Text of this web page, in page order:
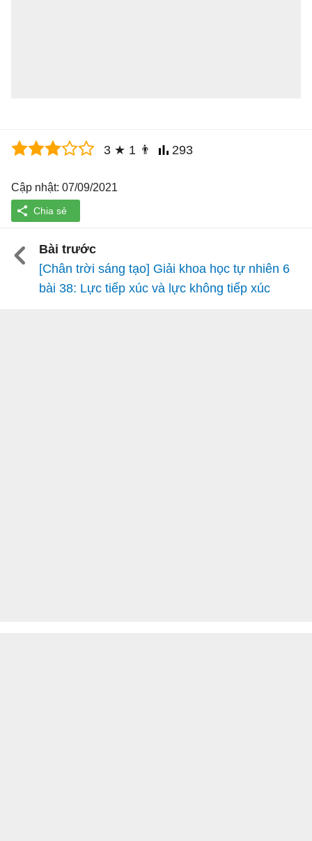
3 ★ 1 👨 293
Cập nhật: 07/09/2021
Bài trước
[Chân trời sáng tạo] Giải khoa học tự nhiên 6
bài 38: Lực tiếp xúc và lực không tiếp xúc